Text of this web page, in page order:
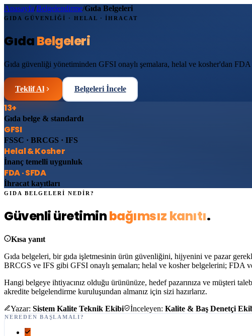
Anasayfa/Belgelendirme/Gıda Belgeleri
GIDA GÜVENLİĞİ · HELAL · İHRACAT
GıdaBelgeleri
Gıda güvenliği yönetiminden GFSI onaylı şemalara, helal ve kosher'dan
Teklif Al Belgeleri İncele
13+
Gıda belge & standardı
GFSI
FSSC · BRCGS · IFS
Helal & Kosher
İnanç temelli uygunluk
FDA · SFDA
İhracat kayıtları
GIDA BELGELERİ NEDİR?
Güvenli üretiminbağımsız kanıtı.
Kısa yanıt
Gıda belgeleri, bir gıda işletmesinin ürün güvenliğini, hijyenini ve pazar
BRCGS ve IFS gibi GFSI onaylı şemaları; helal ve kosher belgelerini; FDA
Hangi belgeye ihtiyacınız olduğu ürününüze, hedef pazarınıza ve müşteri
akredite belgelendirme kuruluşundan almanız için sizi hazırlarız.
Yazar: Sistem Kalite Teknik Ekibi İnceleyen: Kalite & Baş Denetçi
NEREDEN BAŞLAMALI?